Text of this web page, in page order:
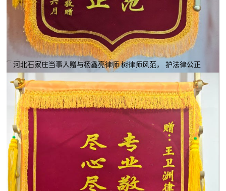
河北石家庄当事人赠与杨鑫亮律师 树律师风范， 护法律公正